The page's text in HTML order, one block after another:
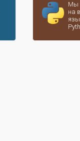
Мы
на